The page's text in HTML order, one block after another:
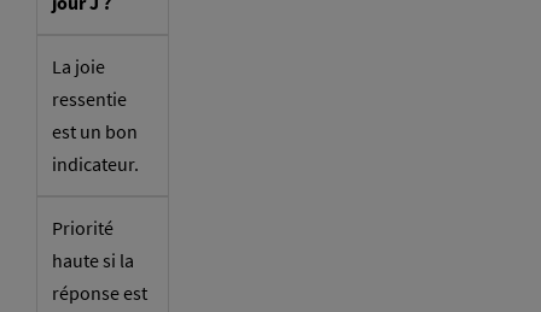
La joie
ressentie
est un bon
indicateur.
Priorité
haute si la
réponse est